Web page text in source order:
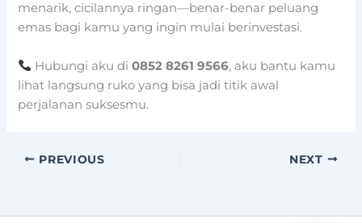
menarik, cicilannya ringan—benar-benar peluang
emas bagi kamu yang ingin mulai berinvestasi.
Hubungi aku di0852 8261 9566, aku bantu kamu
lihat langsung ruko yang bisa jadi titik awal
perjalanan suksesmu.
PREVIOUS NEXT